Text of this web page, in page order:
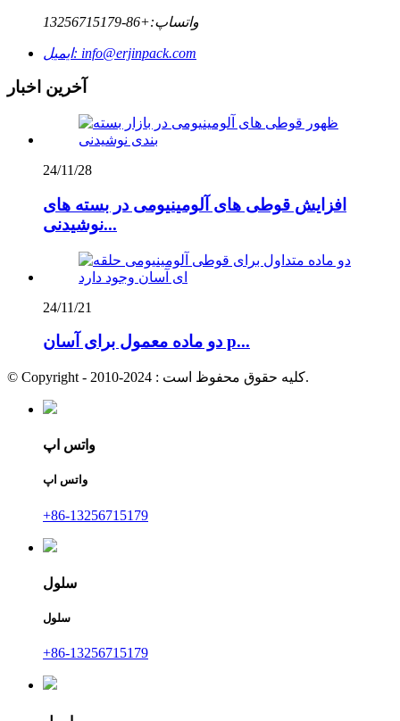
واتساپ:+86-13256715179
ایمیل: info@erjinpack.com
آخرین اخبار
24/11/28
افزایش قوطی های آلومینیومی در بسته های
نوشیدنی...
24/11/21
دو ماده معمول برای آسان p...
© Copyright - 2010-2024 : کلیه حقوق محفوظ است.
واتس اپ
واتس اپ
+86-13256715179
سلول
سلول
+86-13256715179